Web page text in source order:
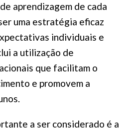
aprendizagem de cada
uma estratégia eficaz
individuais e
a utilização de
que facilitam o
e promovem a
a ser considerado é a